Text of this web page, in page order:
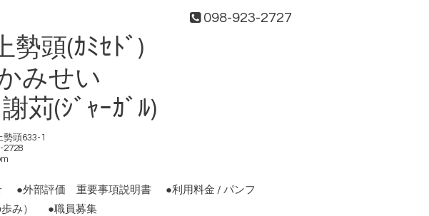
098-923-2727
頭(ｶﾐｾﾄﾞ)
みせい
(ｼﾞｬｰｶﾞﾙ)
頭633-1
2728
●外部評価 重要事項説明書
●利用料金 / パンフ
み）
●職員募集